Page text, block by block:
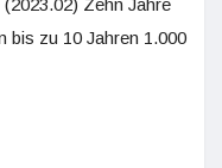
Zehn Jahre
bis zu 10 Jahren 1.000